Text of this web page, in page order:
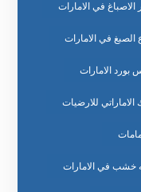
الاصباغ في الامارات
الصبغ في الامارات
بورد الامارات
الاماراتي للارضيات
خشب في الامارات